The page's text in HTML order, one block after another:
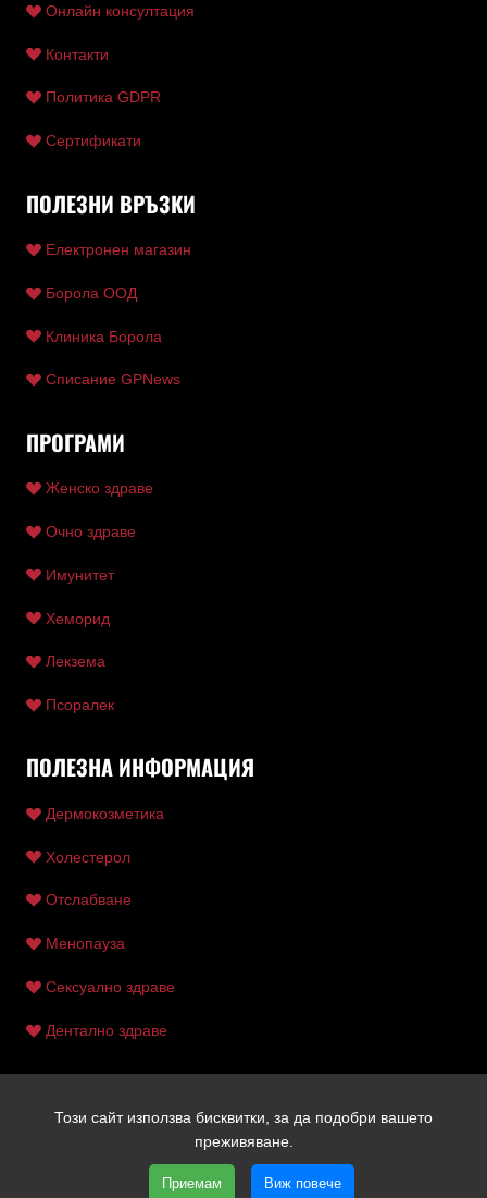
Онлайн консултация
Контакти
Политика GDPR
Сертификати
ПОЛЕЗНИ ВРЪЗКИ
Електронен магазин
Борола ООД
Клиника Борола
Списание GPNews
ПРОГРАМИ
Женско здраве
Очно здраве
Имунитет
Хеморид
Лекзема
Псоралек
ПОЛЕЗНА ИНФОРМАЦИЯ
Дермокозметика
Холестерол
Отслабване
Менопауза
Сексуално здраве
Дентално здраве
Copyright © 2026 Ентан | Всички права запазени | Уеб
Този сайт използва бисквитки, за да подобри вашето
преживяване.
Приемам Виж повече